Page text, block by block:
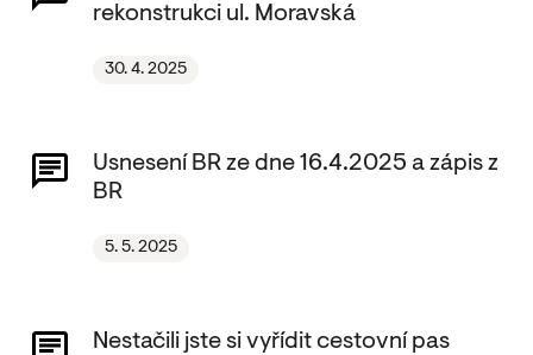
rekonstrukci ul. Moravská
30. 4. 2025
Usnesení BR ze dne 16.4.2025 a zápis z
BR
5. 5. 2025
Nestačili jste si vyřídit cestovní pas